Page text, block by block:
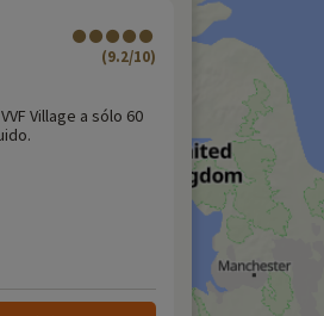
(9.2/10)
Village a sólo 60